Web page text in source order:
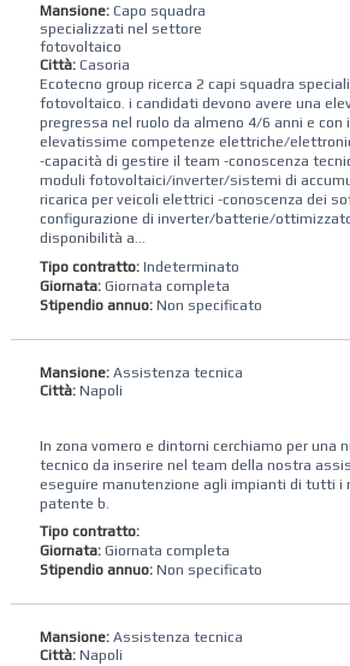
Mansione:Capo squadra
specializzati nel settore
fotovoltaico
Città:Casoria
Ecotecno group ricerca 2 capi squadra
fotovoltaico. i candidati devono avere una
pregressa nel ruolo da almeno 4/6 anni e
elevatissime competenze elettriche/
-capacità di gestire il team -conoscenza
moduli fotovoltaici/inverter/sistemi di
ricarica per veicoli elettrici -conoscenza dei
configurazione di inverter/batterie/
disponibilità a...
Tipo contratto:Indeterminato
Giornata: Giornata completa
Stipendio annuo: Non specificato
Mansione:Assistenza tecnica
Città:Napoli
In zona vomero e dintorni cerchiamo per una
tecnico da inserire nel team della nostra
eseguire manutenzione agli impianti di tutti i
patente b.
Tipo contratto:
Giornata: Giornata completa
Stipendio annuo: Non specificato
Mansione:Assistenza tecnica
Città:Napoli